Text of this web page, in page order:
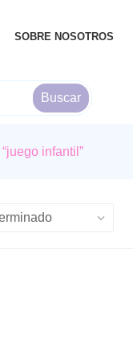
SOBRE NOSOTROS
Buscar
infantil”